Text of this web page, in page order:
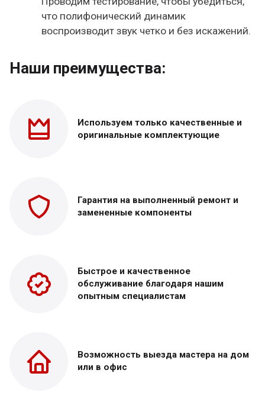
что полифонический динамик
воспроизводит звук четко и без искажений.
Наши преимущества:
Используем только качественные и
оригинальные комплектующие
Гарантия на выполненный ремонт и
замененные компоненты
Быстрое и качественное
обслуживание благодаря нашим
опытным специалистам
Возможность выезда мастера на дом
или в офис